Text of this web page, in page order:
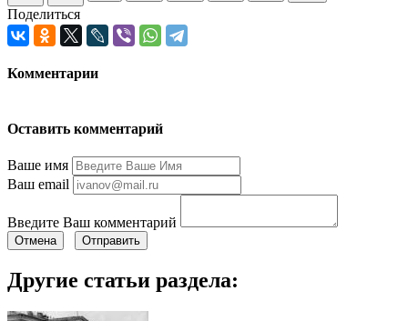
Поделиться
Комментарии
Оставить комментарий
Ваше имя
Ваш email
Введите Ваш комментарий
Отмена Отправить
Другие статьи раздела: